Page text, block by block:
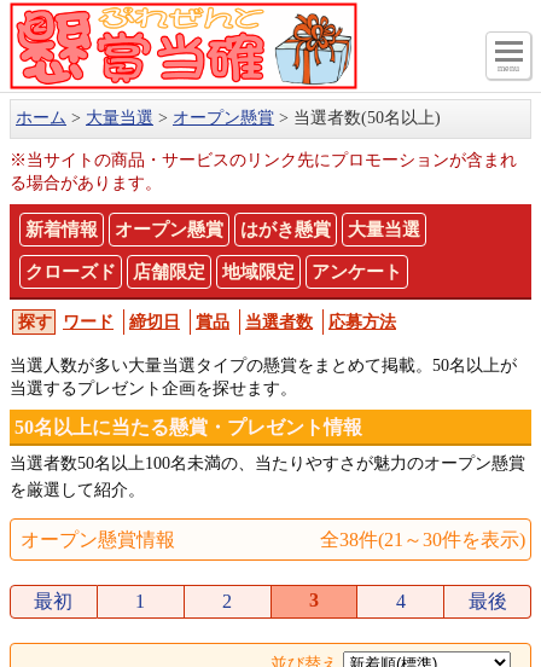
menu
ホーム 大量当選 オープン懸賞 当選者数(50名以上)
※当サイトの商品・サービスのリンク先にプロモーションが含まれ
る場合があります。
新着情報 オープン懸賞 はがき懸賞 大量当選
クローズド 店舗限定 地域限定 アンケート
ワード 締切日 賞品 当選者数 応募方法
当選人数が多い大量当選タイプの懸賞をまとめて掲載。50名以上が
当選するプレゼント企画を探せます。
50名以上に当たる懸賞・プレゼント情報
当選者数50名以上100名未満の、当たりやすさが魅力のオープン懸賞
を厳選して紹介。
オープン懸賞情報 全38件(21～30件を表示)
最初 1 2 3 4 最後